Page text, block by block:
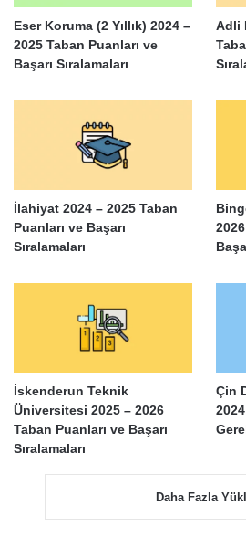
Eser Koruma (2 Yıllık) 2024 –
2025 Taban Puanları ve
Başarı Sıralamaları
Adli
İlahiyat 2024 – 2025 Taban
Puanları ve Başarı
Sıralamaları
İskenderun Teknik
Üniversitesi 2025 – 2026
Taban Puanları ve Başarı
Sıralamaları
Çin
Daha Fazla